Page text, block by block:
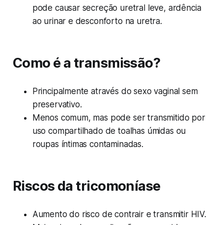
pode causar secreção uretral leve, ardência
ao urinar e desconforto na uretra.
Como é a transmissão?
Principalmente através do sexo vaginal sem
preservativo.
Menos comum, mas pode ser transmitido por
uso compartilhado de toalhas úmidas ou
roupas íntimas contaminadas.
Riscos da tricomoníase
Aumento do risco de contrair e transmitir HIV.